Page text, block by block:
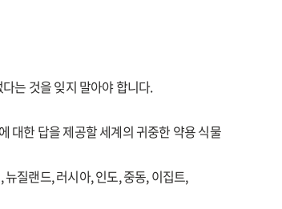
는 것을 잊지 말아야 합니다.
대한 답을 제공할 세계의 귀중한 약용 식물
뉴질랜드, 러시아, 인도, 중동, 이집트,